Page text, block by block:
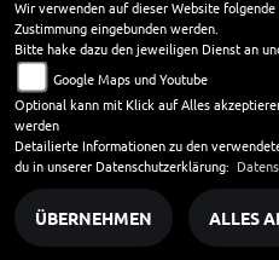
Mittwoch:
10:00 - 12:30
Donnerstag:
10:00 - 12:30
Freitag:
10:00 - 12:30
Samstag:
geschlossen
Sonntag:
geschlossen
Wir verwenden auf dieser Website
Zustimmung eingebunden werden.
Bitte hake dazu den jeweiligen Dienst an
Google Maps und Youtube
Optional kann mit Klick auf Alles
werden
Detailierte Informationen zu den
du in unserer Datenschutzerklärung:
ÜBERNEHMEN ALLES